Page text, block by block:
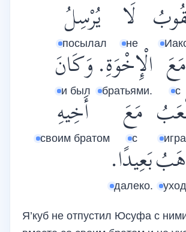
لَا
не
يُرْسِلُ
посылал
مَعَ
с
الْإِخْوَةِ.
братьями.
وَكَانَ
и был
مَعَ
с
أَخِيهِ
своим братом
بَعِيدًا.
далеко.
Я’куб не отпустил Юсуфа с